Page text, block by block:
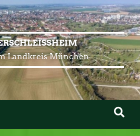
Landkreis München